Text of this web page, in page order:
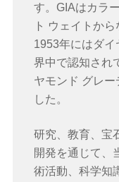
す。GIAはカラ
ト ウェイトか
1953年にはダ
界中で認知され
ヤモンド グレー
した。
研究、教育、宝
開発を通じて、
術活動、科学知